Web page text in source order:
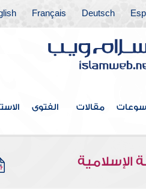
Deutsch
Français
مقالات الفتوى
الإسلامية